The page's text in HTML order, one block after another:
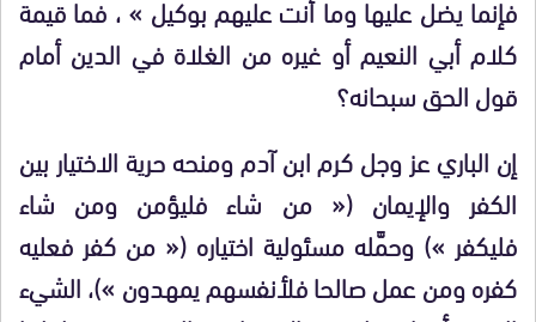
فإنما يضل عليها وما أنت عليهم بوكيل » ، فما قيمة
كلام أبي النعيم أو غيره من الغلاة في الدين أمام
قول الحق سبحانه؟
إن الباري عز وجل كرم ابن آدم ومنحه حرية الاختيار بين
الكفر والإيمان (« من شاء فليؤمن ومن شاء
فليكفر ») وحمَّله مسئولية اختياره (« من كفر فعليه
كفره ومن عمل صالحا فلأنفسهم يمهدون »)، الشيء